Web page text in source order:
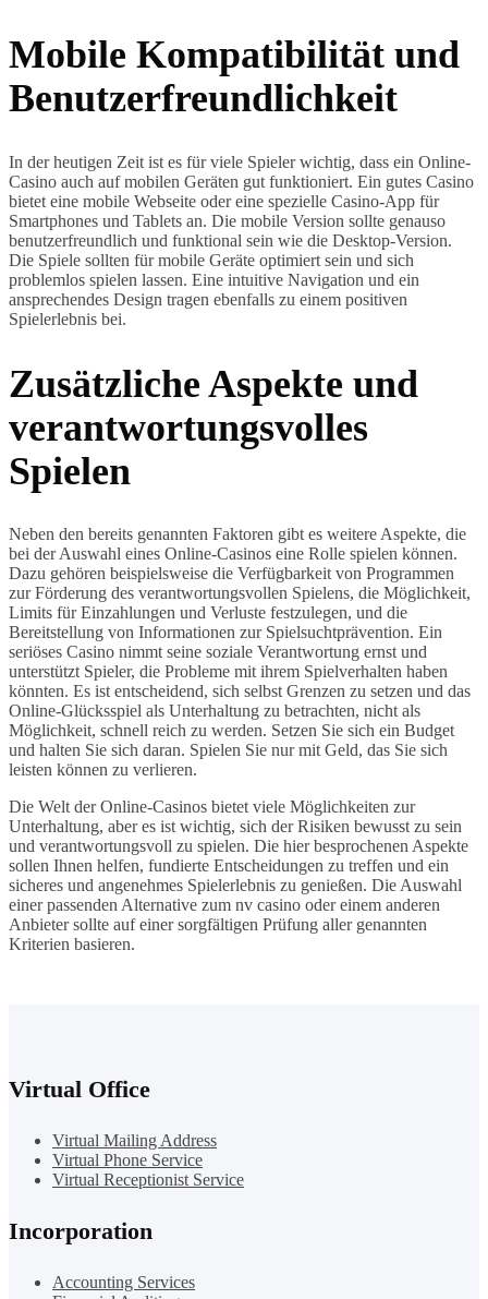
Mobile Kompatibilität und
Benutzerfreundlichkeit
In der heutigen Zeit ist es für viele Spieler wichtig, dass ein Online-
Casino auch auf mobilen Geräten gut funktioniert. Ein gutes Casino
bietet eine mobile Webseite oder eine spezielle Casino-App für
Smartphones und Tablets an. Die mobile Version sollte genauso
benutzerfreundlich und funktional sein wie die Desktop-Version.
Die Spiele sollten für mobile Geräte optimiert sein und sich
problemlos spielen lassen. Eine intuitive Navigation und ein
ansprechendes Design tragen ebenfalls zu einem positiven
Spielerlebnis bei.
Zusätzliche Aspekte und
verantwortungsvolles
Spielen
Neben den bereits genannten Faktoren gibt es weitere Aspekte, die
bei der Auswahl eines Online-Casinos eine Rolle spielen können.
Dazu gehören beispielsweise die Verfügbarkeit von Programmen
zur Förderung des verantwortungsvollen Spielens, die Möglichkeit,
Limits für Einzahlungen und Verluste festzulegen, und die
Bereitstellung von Informationen zur Spielsuchtprävention. Ein
seriöses Casino nimmt seine soziale Verantwortung ernst und
unterstützt Spieler, die Probleme mit ihrem Spielverhalten haben
könnten. Es ist entscheidend, sich selbst Grenzen zu setzen und das
Online-Glücksspiel als Unterhaltung zu betrachten, nicht als
Möglichkeit, schnell reich zu werden. Setzen Sie sich ein Budget
und halten Sie sich daran. Spielen Sie nur mit Geld, das Sie sich
leisten können zu verlieren.
Die Welt der Online-Casinos bietet viele Möglichkeiten zur
Unterhaltung, aber es ist wichtig, sich der Risiken bewusst zu sein
und verantwortungsvoll zu spielen. Die hier besprochenen Aspekte
sollen Ihnen helfen, fundierte Entscheidungen zu treffen und ein
sicheres und angenehmes Spielerlebnis zu genießen. Die Auswahl
einer passenden Alternative zum nv casino oder einem anderen
Anbieter sollte auf einer sorgfältigen Prüfung aller genannten
Kriterien basieren.
Virtual Office
Virtual Mailing Address
Virtual Phone Service
Virtual Receptionist Service
Incorporation
Accounting Services